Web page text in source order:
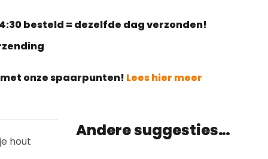
besteld = dezelfde dag verzonden!
onze spaarpunten! Lees hier meer
hout
Andere suggesties…